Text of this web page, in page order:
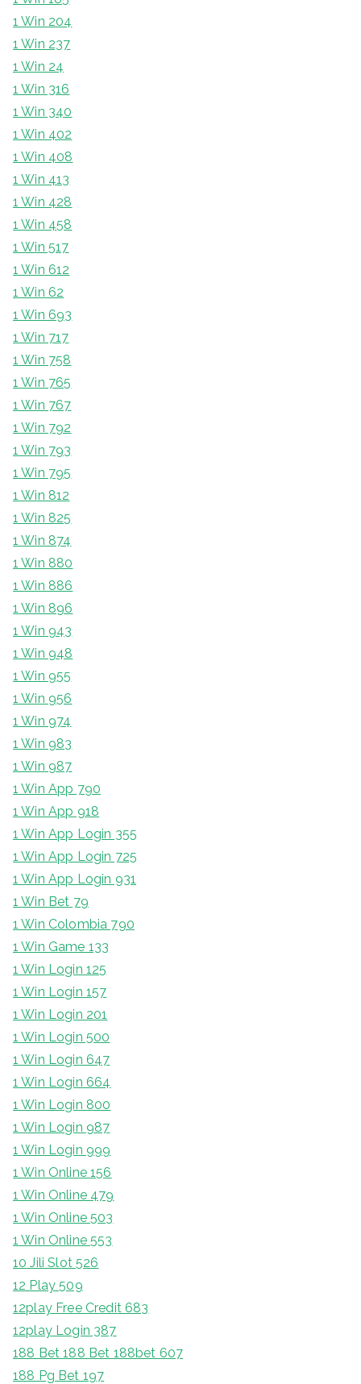
1 Win 204
1 Win 237
1 Win 24
1 Win 316
1 Win 340
1 Win 402
1 Win 408
1 Win 413
1 Win 428
1 Win 458
1 Win 517
1 Win 612
1 Win 62
1 Win 693
1 Win 717
1 Win 758
1 Win 765
1 Win 767
1 Win 792
1 Win 793
1 Win 795
1 Win 812
1 Win 825
1 Win 874
1 Win 880
1 Win 886
1 Win 896
1 Win 943
1 Win 948
1 Win 955
1 Win 956
1 Win 974
1 Win 983
1 Win 987
1 Win App 790
1 Win App 918
1 Win App Login 355
1 Win App Login 725
1 Win App Login 931
1 Win Bet 79
1 Win Colombia 790
1 Win Game 133
1 Win Login 125
1 Win Login 157
1 Win Login 201
1 Win Login 500
1 Win Login 647
1 Win Login 664
1 Win Login 800
1 Win Login 987
1 Win Login 999
1 Win Online 156
1 Win Online 479
1 Win Online 503
1 Win Online 553
10 Jili Slot 526
12 Play 509
12play Free Credit 683
12play Login 387
188 Bet 188 Bet 188bet 607
188 Pg Bet 197